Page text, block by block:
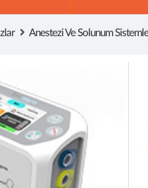
Anestezi Ve Solunum